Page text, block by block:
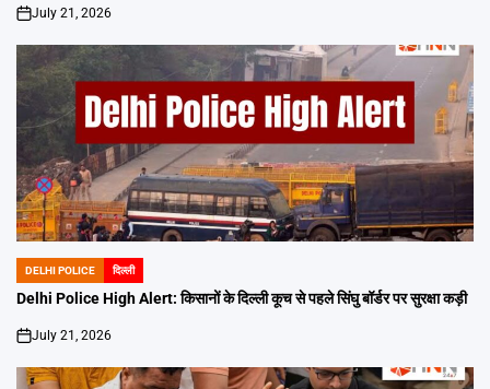
on
July 21, 2026
POSTED
IN
DELHI POLICE दिल्ली
Delhi Police High Alert: किसानों के दिल्ली कूच से पहले सिंघु बॉर्डर पर सुरक्षा कड़ी
on
July 21, 2026